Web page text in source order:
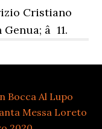
Cristiano
â 11.
Bocca Al Lupo
Messa Loreto